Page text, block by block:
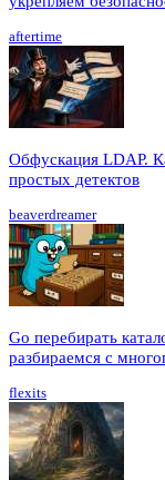
aftertime
Обфускация LDAP.
простых детектов
beaverdreamer
Go перебирать
разбираемся с
flexits